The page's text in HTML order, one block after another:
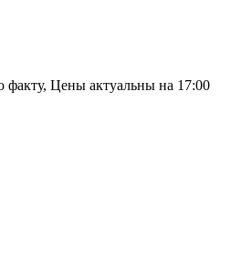
факту, Цены актуальны на 17:00